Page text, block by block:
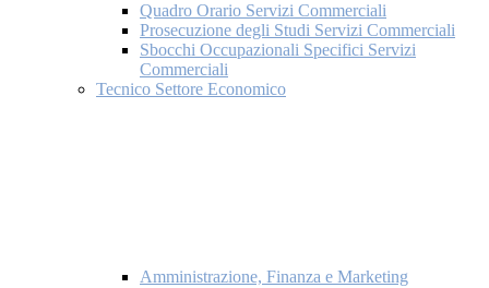
Quadro Orario Servizi Commerciali
Prosecuzione degli Studi Servizi Commerciali
Sbocchi Occupazionali Specifici Servizi
Commerciali
Tecnico Settore Economico
Amministrazione, Finanza e Marketing